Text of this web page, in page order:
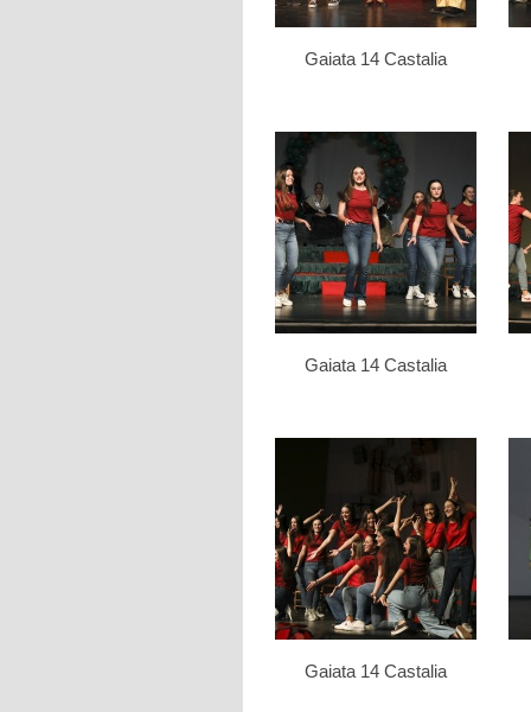
Gaiata 14 Castalia
Gaiata 14 Castalia
Gaiata 14 Castalia